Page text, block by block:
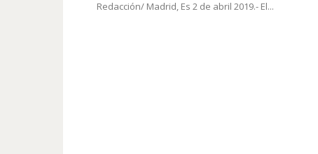
Redacción/ Madrid, Es 2 de abril 2019.- El...